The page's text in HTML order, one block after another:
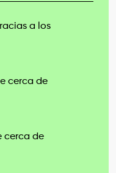
a los
cerca de
cerca de